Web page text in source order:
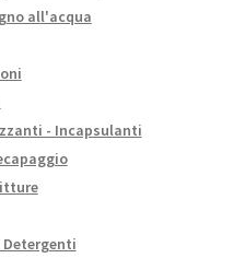
all'acqua
- Incapsulanti